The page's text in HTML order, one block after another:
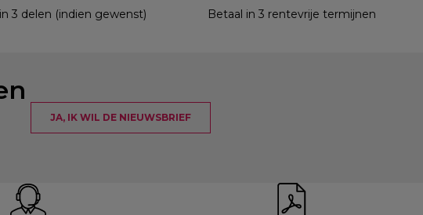
3 delen (indien gewenst) Betaal in 3 rentevrije termijnen
JA, IK WIL DE NIEUWSBRIEF